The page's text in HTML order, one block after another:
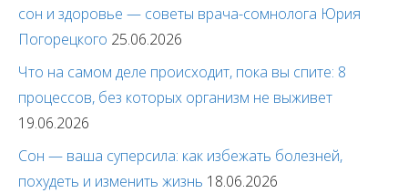
сон и здоровье — советы врача-сомнолога Юрия
Погорецкого 25.06.2026
Что на самом деле происходит, пока вы спите: 8
процессов, без которых организм не выживет
19.06.2026
Сон — ваша суперсила: как избежать болезней,
похудеть и изменить жизнь 18.06.2026